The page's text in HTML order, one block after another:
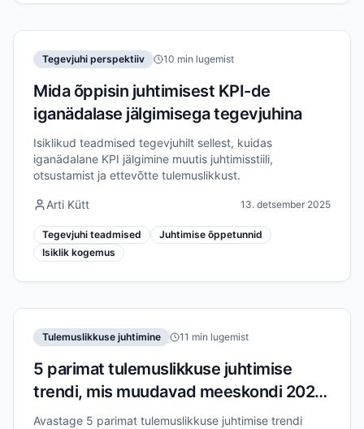
Tegevjuhi perspektiiv 10 min lugemist
Mida õppisin juhtimisest KPI-de
iganädalase jälgimisega tegevjuhina
Isiklikud teadmised tegevjuhilt sellest, kuidas
iganädalane KPI jälgimine muutis juhtimisstiili,
otsustamist ja ettevõtte tulemuslikkust.
Arti Kütt 13. detsember 2025
Tegevjuhi teadmised
Juhtimise õppetunnid
Isiklik kogemus
Tulemuslikkuse juhtimine 11 min lugemist
5 parimat tulemuslikkuse juhtimise
trendi, mis muudavad meeskondi 2026.
aastal
Avastage 5 parimat tulemuslikkuse juhtimise trendi